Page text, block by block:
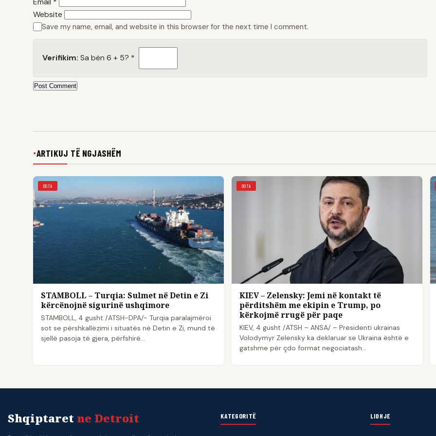
Website
Save my name, email, and website in this browser for the next time I comment.
Verifikim: Sa bën 6 + 5? *
Post Comment
●ARTIKUJ TË NGJASHËM
BOTA
STAMBOLL – Turqia: Sulmet në Detin e Zi
kërcënojnë sigurinë ushqimore
STAMBOLL, 4 gusht /ATSH-DPA/- Turqia paralajmëroi
sot se përshkallëzimi i situatës në Detin e Zi, mund të
sjellë pasoja të gjera, përfshirë…
BOTA
KIEV – Zelensky: Jemi në kontakt të
përditshëm me ekipin e Trump, po
kërkojmë rrugë për paqe
KIEV, 4 gusht /ATSH – ANSA/ – Presidenti ukrainas
Volodymyr Zelensky ka deklaruar se Ukraina është e
gatshme për çdo format negociatash…
Shqiptaret ne Detroit KATEGORITË LIDHJE